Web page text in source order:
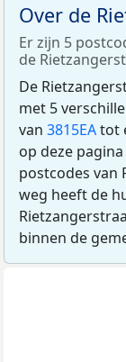
Over de
Er zijn 5
de
De
met 5
van 3815EAtot
op deze
postcodes van
weg heeft de
binnen de